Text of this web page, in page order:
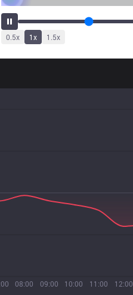
0.5x 1x 1.5x
08:00 09:00 10:00 11:00 12:00